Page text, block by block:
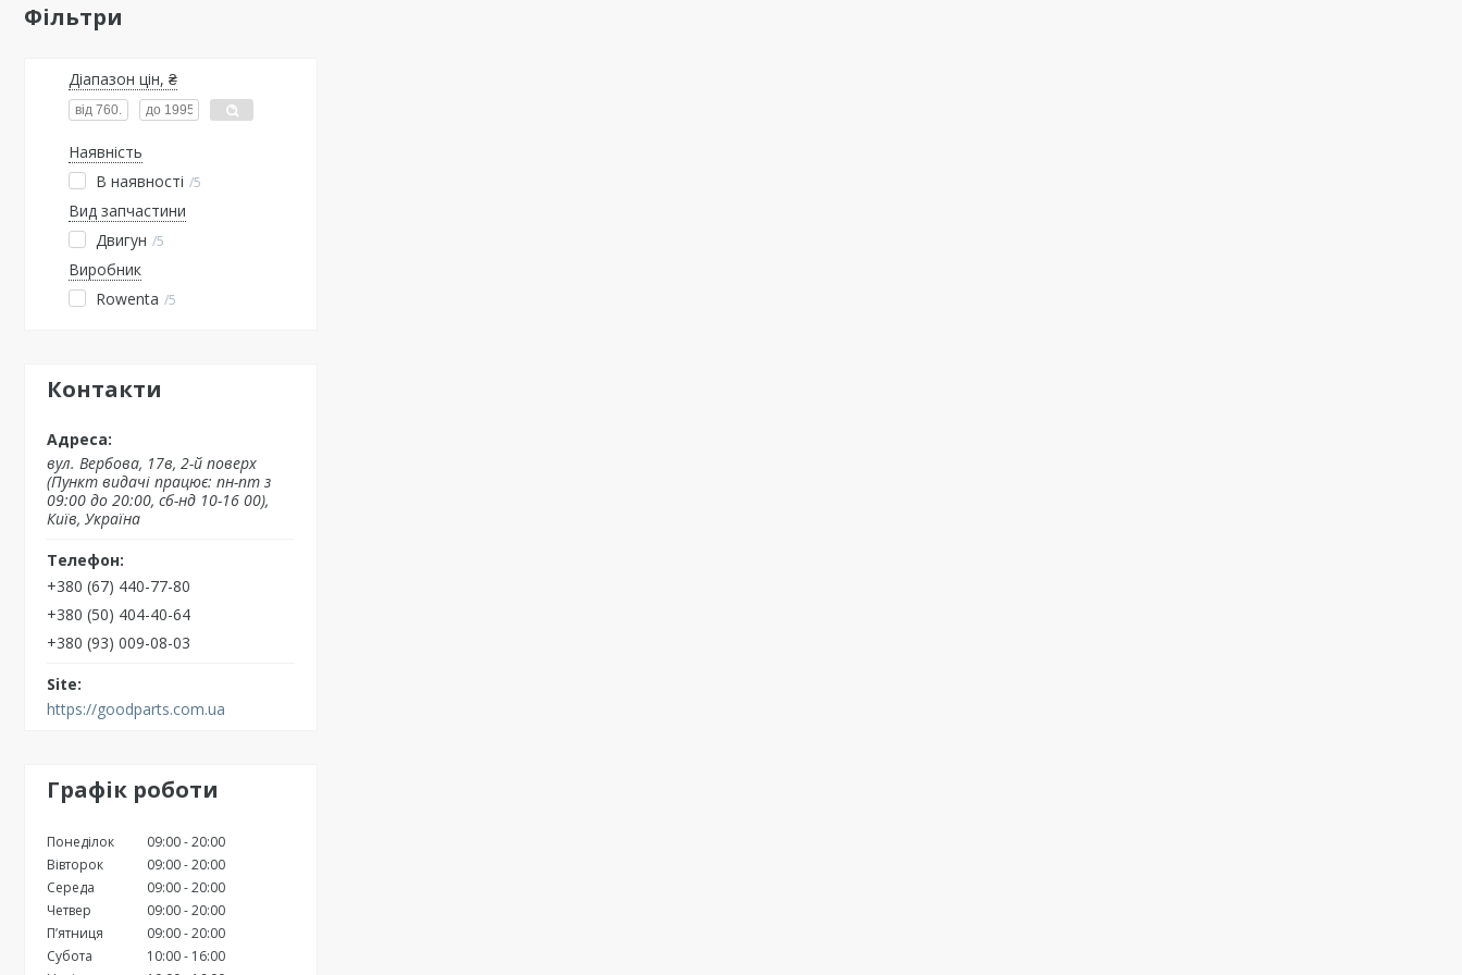
Фільтри
Діапазон цін, ₴
Наявність
В наявності 5
Вид запчастини
Двигун 5
Виробник
Rowenta 5
Контакти
вул. Вербова, 17в, 2-й поверх
(Пункт видачі працює: пн-пт з
09:00 до 20:00, сб-нд 10-16 00),
Київ, Україна
+380 (67) 440-77-80
+380 (50) 404-40-64
+380 (93) 009-08-03
https://goodparts.com.ua
Графік роботи
Понеділок 09:00 20:00
Вівторок
09:00 20:00
Середа
09:00 20:00
Четвер
09:00 20:00
Пʼятниця
09:00 20:00
Субота
10:00
16:00